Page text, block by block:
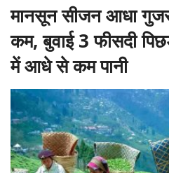
मानसून सीजन आधा
कम, बुवाई 3 फीसदी
में आधे से कम पानी